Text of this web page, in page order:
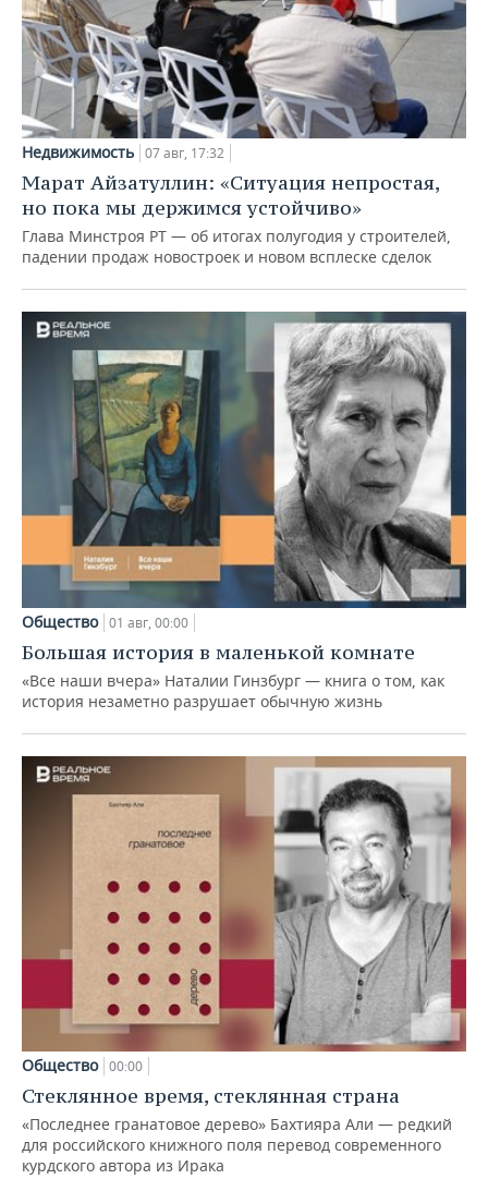
Недвижимость 07 авг, 17:32
Марат Айзатуллин: «Ситуация непростая,
но пока мы держимся устойчиво»
Глава Минстроя РТ — об итогах полугодия у строителей,
падении продаж новостроек и новом всплеске сделок
Общество 01 авг, 00:00
Большая история в маленькой комнате
«Все наши вчера» Наталии Гинзбург — книга о том, как
история незаметно разрушает обычную жизнь
Общество 00:00
Стеклянное время, стеклянная страна
«Последнее гранатовое дерево» Бахтияра Али — редкий
для российского книжного поля перевод современного
курдского автора из Ирака